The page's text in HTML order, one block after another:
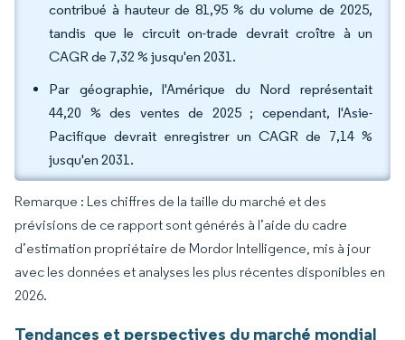
contribué à hauteur de 81,95 % du volume de 2025,
tandis que le circuit on-trade devrait croître à un
CAGR de 7,32 % jusqu'en 2031.
Par géographie, l'Amérique du Nord représentait
44,20 % des ventes de 2025 ; cependant, l'Asie-
Pacifique devrait enregistrer un CAGR de 7,14 %
jusqu'en 2031.
Remarque : Les chiffres de la taille du marché et des
prévisions de ce rapport sont générés à l’aide du cadre
d’estimation propriétaire de Mordor Intelligence, mis à jour
avec les données et analyses les plus récentes disponibles en
2026.
Tendances et perspectives du marché mondial